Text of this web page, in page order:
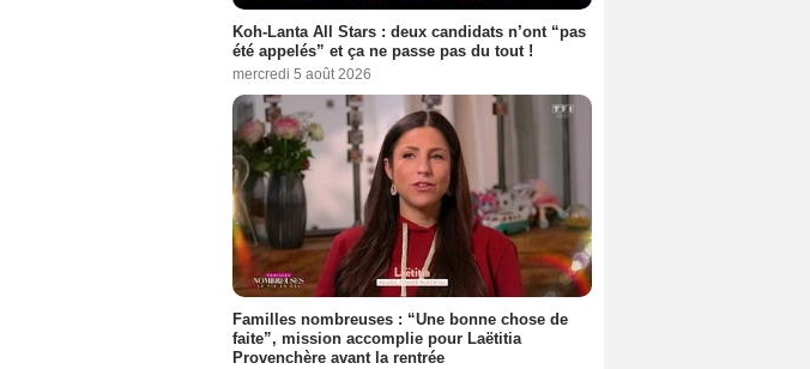
Koh-Lanta All Stars : deux candidats n’ont “pas
été appelés” et ça ne passe pas du tout !
mercredi 5 août 2026
Familles nombreuses : “Une bonne chose de
faite”, mission accomplie pour Laëtitia
Provenchère avant la rentrée